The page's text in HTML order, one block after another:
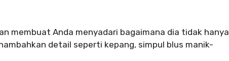
membuat Anda menyadari bagaimana dia tidak hanya
detail seperti kepang, simpul blus manik-